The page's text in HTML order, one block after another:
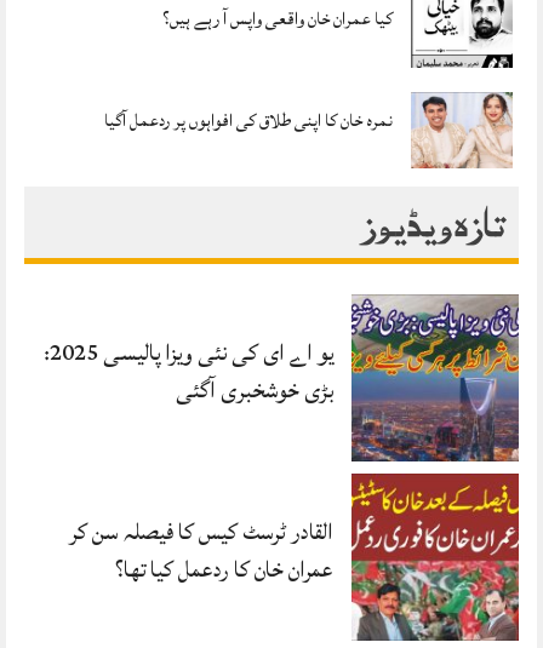
کیا عمران خان واقعی واپس آ رہے ہیں؟
نمرہ خان کا اپنی طلاق کی افواہوں پر ردعمل آگیا
تازہ ویڈیوز
یو اے ای کی نئی ویزا پالیسی 2025:
بڑی خوشخبری آگئی
القادر ٹرسٹ کیس کا فیصلہ سن کر
عمران خان کا ردعمل کیا تھا؟